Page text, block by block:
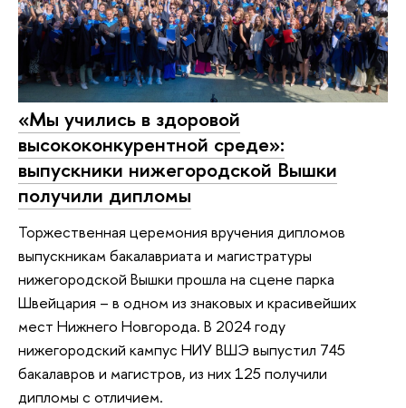
«Мы учились в здоровой
высококонкурентной среде»:
выпускники нижегородской Вышки
получили дипломы
Торжественная церемония вручения дипломов
выпускникам бакалавриата и магистратуры
нижегородской Вышки прошла на сцене парка
Швейцария – в одном из знаковых и красивейших
мест Нижнего Новгорода. В 2024 году
нижегородский кампус НИУ ВШЭ выпустил 745
бакалавров и магистров, из них 125 получили
дипломы с отличием.